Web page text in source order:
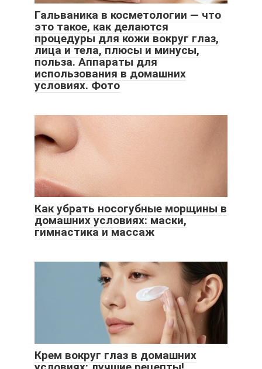
Гальваника в косметологии — что
это такое, как делаются
процедуры для кожи вокруг глаз,
лица и тела, плюсы и минусы,
польза. Аппараты для
использования в домашних
условиях. Фото
Как убрать носогубные морщины в
домашних условиях: маски,
гимнастика и массаж
Крем вокруг глаз в домашних